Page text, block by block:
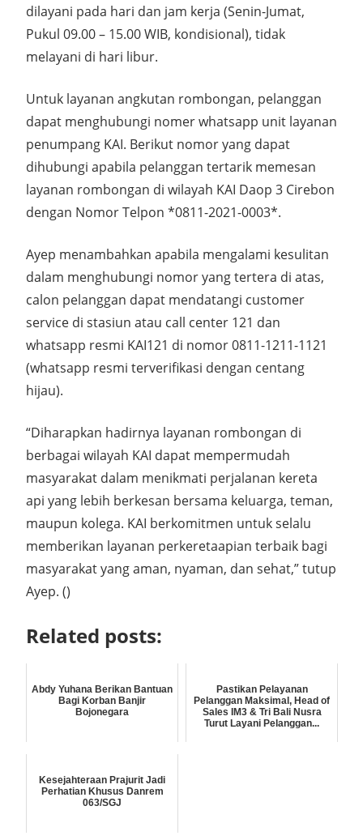
dilayani pada hari dan jam kerja (Senin-Jumat,
Pukul 09.00 – 15.00 WIB, kondisional), tidak
melayani di hari libur.
Untuk layanan angkutan rombongan, pelanggan
dapat menghubungi nomer whatsapp unit layanan
penumpang KAI. Berikut nomor yang dapat
dihubungi apabila pelanggan tertarik memesan
layanan rombongan di wilayah KAI Daop 3 Cirebon
dengan Nomor Telpon *0811-2021-0003*.
Ayep menambahkan apabila mengalami kesulitan
dalam menghubungi nomor yang tertera di atas,
calon pelanggan dapat mendatangi customer
service di stasiun atau call center 121 dan
whatsapp resmi KAI121 di nomor 0811-1211-1121
(whatsapp resmi terverifikasi dengan centang
hijau).
“Diharapkan hadirnya layanan rombongan di
berbagai wilayah KAI dapat mempermudah
masyarakat dalam menikmati perjalanan kereta
api yang lebih berkesan bersama keluarga, teman,
maupun kolega. KAI berkomitmen untuk selalu
memberikan layanan perkeretaapian terbaik bagi
masyarakat yang aman, nyaman, dan sehat,” tutup
Ayep. ()
Related posts:
Abdy Yuhana Berikan Bantuan
Bagi Korban Banjir
Bojonegara
Pastikan Pelayanan
Pelanggan Maksimal, Head of
Sales IM3 & Tri Bali Nusra
Turut Layani Pelanggan...
Kesejahteraan Prajurit Jadi
Perhatian Khusus Danrem
063/SGJ